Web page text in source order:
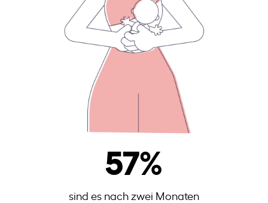
57%
sind es nach zwei Monaten